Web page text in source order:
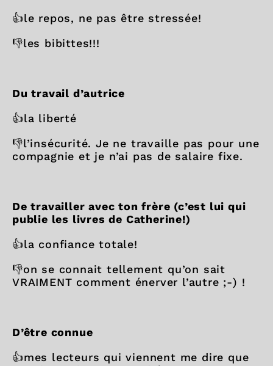
👍le repos, ne pas être stressée!
👎les bibittes!!!
Du travail d’autrice
👍la liberté
👎l’insécurité. Je ne travaille pas pour une
compagnie et je n’ai pas de salaire fixe.
De travailler avec ton frère (c’est lui qui
publie les livres de Catherine!)
👍la confiance totale!
👎on se connait tellement qu’on sait
VRAIMENT comment énerver l’autre ;-) !
D’être connue
👍mes lecteurs qui viennent me dire que